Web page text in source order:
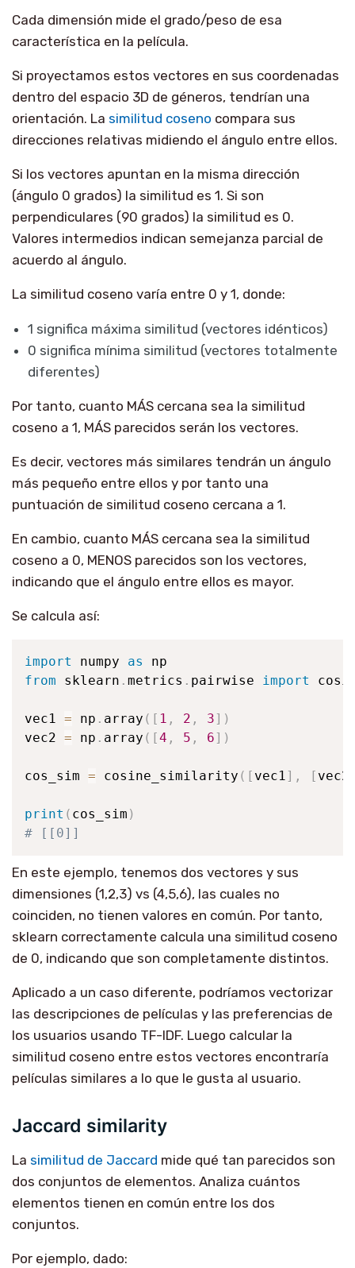
Cada dimensión mide el grado/peso de esa
característica en la película.
Si proyectamos estos vectores en sus coordenadas
dentro del espacio 3D de géneros, tendrían una
orientación. La similitud coseno compara sus
direcciones relativas midiendo el ángulo entre ellos.
Si los vectores apuntan en la misma dirección
(ángulo 0 grados) la similitud es 1. Si son
perpendiculares (90 grados) la similitud es 0.
Valores intermedios indican semejanza parcial de
acuerdo al ángulo.
La similitud coseno varía entre 0 y 1, donde:
1 significa máxima similitud (vectores idénticos)
0 significa mínima similitud (vectores totalmente
diferentes)
Por tanto, cuanto MÁS cercana sea la similitud
coseno a 1, MÁS parecidos serán los vectores.
Es decir, vectores más similares tendrán un ángulo
más pequeño entre ellos y por tanto una
puntuación de similitud coseno cercana a 1.
En cambio, cuanto MÁS cercana sea la similitud
coseno a 0, MENOS parecidos son los vectores,
indicando que el ángulo entre ellos es mayor.
Se calcula así:
import numpy as
from sklearn . metrics . pairwise import
vec1 = np . array ( [ 1 , 2 , 3] )
vec2 = np . array ( [4 , 5 , 6] )
cos_sim = cosine_similarity ( [ vec1] , [ vec2
print ( cos_sim )
# [[0]]
En este ejemplo, tenemos dos vectores y sus
dimensiones (1,2,3) vs (4,5,6), las cuales no
coinciden, no tienen valores en común. Por tanto,
sklearn correctamente calcula una similitud coseno
de 0, indicando que son completamente distintos.
Aplicado a un caso diferente, podríamos vectorizar
las descripciones de películas y las preferencias de
los usuarios usando TF-IDF. Luego calcular la
similitud coseno entre estos vectores encontraría
películas similares a lo que le gusta al usuario.
Jaccard similarity
La similitud de Jaccard mide qué tan parecidos son
dos conjuntos de elementos. Analiza cuántos
elementos tienen en común entre los dos
conjuntos.
Por ejemplo, dado: